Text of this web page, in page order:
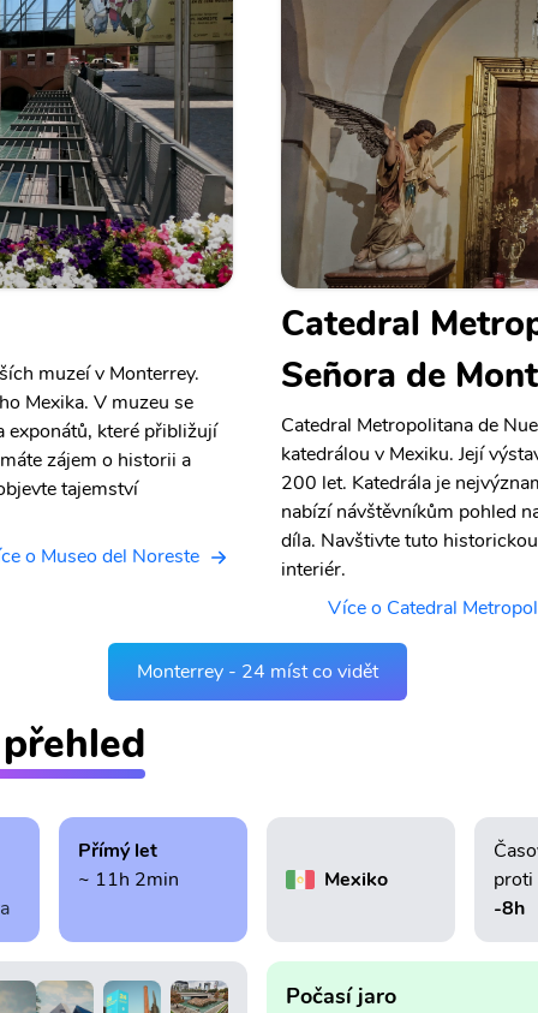
muzeí v Monterrey.
Mexika. V muzeu se
exponátů, které přibližují
zájem o historii a
tajemství
o Museo del Noreste
Catedral
Señora de
Catedral Metropolitana de
katedrálou v Mexiku. Její
200 let. Katedrála je
nabízí návštěvníkům pohled
díla. Navštivte tuto
interiér.
Více o Catedral
Monterrey - 24 míst co vidět
Přímý let
~ 11h 2min
Mexiko
proti
-8h
Počasí jaro